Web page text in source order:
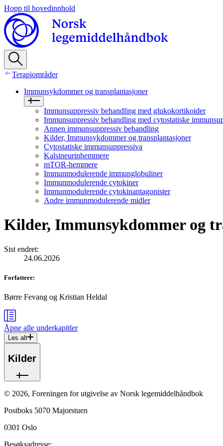
Hopp til hovedinnhold
Terapiområder
Immunsykdommer og transplantasjoner
Immunsuppressiv behandling med glukokortikoider
Immunsuppressiv behandling med cytostatiske
Annen immunsuppressiv behandling
Kilder, Immunsykdommer og transplantasjoner
Cytostatiske immunsuppressiva
Kalsineurinhemmere
mTOR-hemmere
Immunmodulerende immunglobuliner
Immunmodulerende cytokiner
Immunmodulerende cytokinantagonister
Andre immunmodulerende midler
Kilder, Immunsykdommer og
Sist endret:
24.06.2026
Forfattere:
Børre Fevang og Kristian Heldal
Åpne alle underkapitler
Les alt
Kilder
© 2026, Foreningen for utgivelse av Norsk legemiddelhåndbok
Postboks 5070 Majorstuen
0301 Oslo